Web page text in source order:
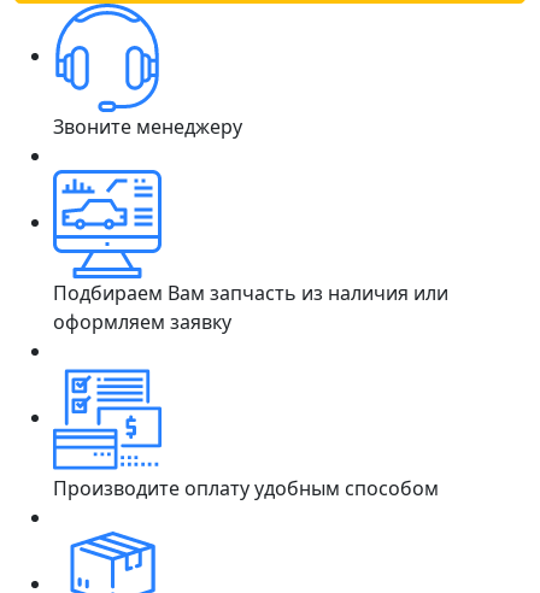
Звоните менеджеру
Подбираем Вам запчасть из наличия или
оформляем заявку
Производите оплату удобным способом